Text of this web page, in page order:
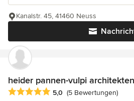
Kanalstr. 45, 41460 Neuss
heider pannen-vulpi architekten
Durchschnittliche Bewertung: 5 von
5,0 (5 Bewertungen)